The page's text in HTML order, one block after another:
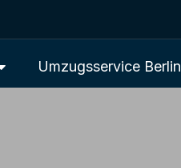
Umzugsservice Berlin